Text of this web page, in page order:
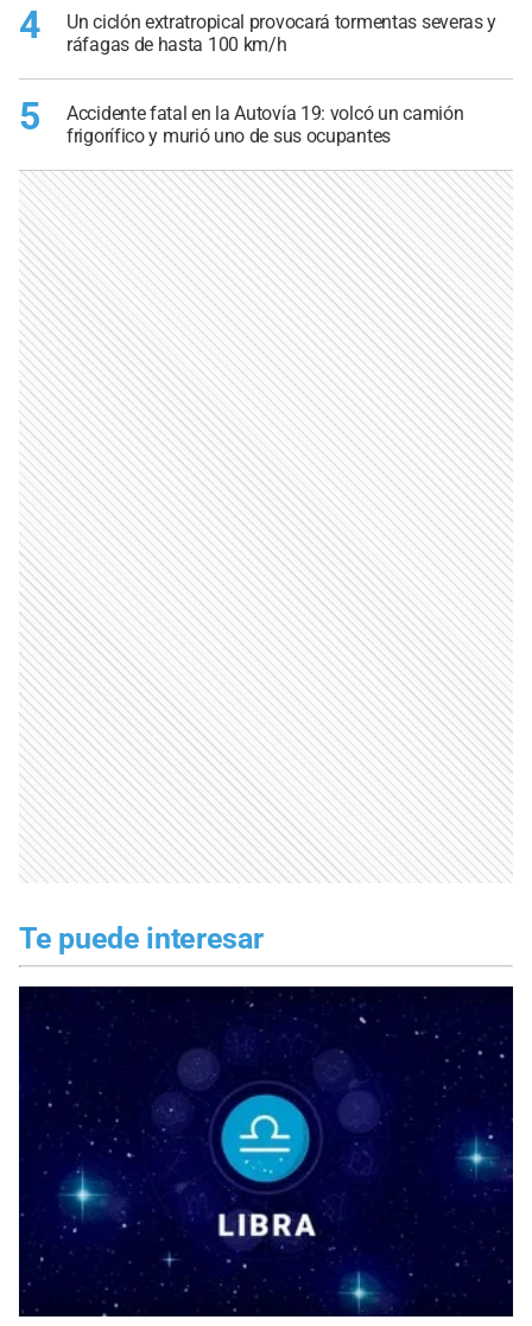
4
Un ciclón extratropical provocará tormentas severas y
ráfagas de hasta 100 km/h
5
Accidente fatal en la Autovía 19: volcó un camión
frigorífico y murió uno de sus ocupantes
Te puede interesar